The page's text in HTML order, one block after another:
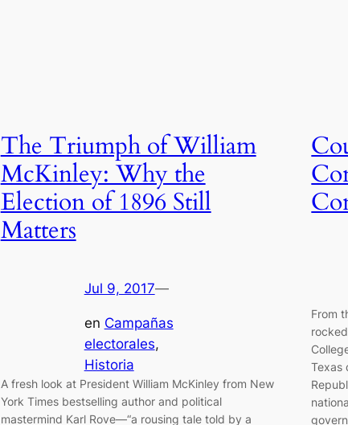
The Triumph of William
McKinley: Why the
Election of 1896 Still
Matters
Jul 9, 2017—
en Campañas
electorales
Historia
A fresh look at President William McKinley from New
York Times bestselling author and political
mastermind Karl Rove—“a rousing tale told by a
From
Texas